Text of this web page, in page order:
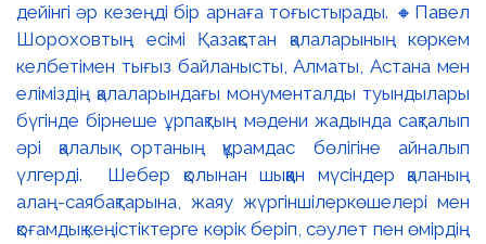
дейінгі әр кезеңді бір арнаға тоғыстырады. 🔸Павел
Шороховтың есімі Қазақстан қалаларының көркем
келбетімен тығыз байланысты, Алматы, Астана мен
еліміздің қалаларындағы монументалды туындылары
бүгінде бірнеше ұрпақтың мәдени жадында сақталып
әрі қалалық ортаның құрамдас бөлігіне айналып
үлгерді. Шебер қолынан шыққан мүсіндер қаланың
алаң-саябақтарына, жаяу жүргіншілеркөшелері мен
қоғамдық кеңістіктерге көрік беріп, сәулет пен өмірдің